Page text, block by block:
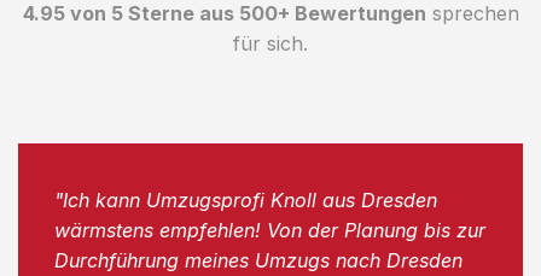
4.95 von 5 Sterne aus 500+ Bewertungen sprechen
für sich.
"Ich kann Umzugsprofi Knoll aus Dresden
wärmstens empfehlen! Von der Planung bis zur
Durchführung meines Umzugs nach Dresden